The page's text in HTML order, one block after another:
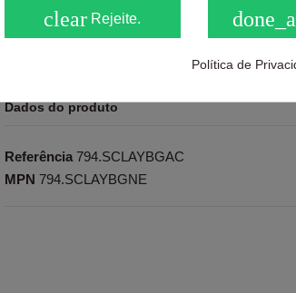
Be the first to share us its
Dados do produto
Referência 794.SCLAYBGAC
MPN 794.SCLAYBGNE
clear Rejeite.
Política de